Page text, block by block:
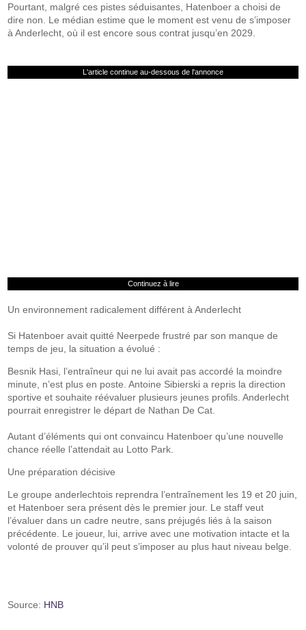
Pourtant, malgré ces pistes séduisantes, Hatenboer a choisi de
dire non. Le médian estime que le moment est venu de s’imposer
à Anderlecht, où il est encore sous contrat jusqu’en 2029.
L'article continue au-dessous de l'annonce
Continuez à lire
Un environnement radicalement différent à Anderlecht
Si Hatenboer avait quitté Neerpede frustré par son manque de
temps de jeu, la situation a évolué :
Besnik Hasi, l’entraîneur qui ne lui avait pas accordé la moindre
minute, n’est plus en poste. Antoine Sibierski a repris la direction
sportive et souhaite réévaluer plusieurs jeunes profils. Anderlecht
pourrait enregistrer le départ de Nathan De Cat.
Autant d’éléments qui ont convaincu Hatenboer qu’une nouvelle
chance réelle l’attendait au Lotto Park.
Une préparation décisive
Le groupe anderlechtois reprendra l’entraînement les 19 et 20 juin,
et Hatenboer sera présent dès le premier jour. Le staff veut
l’évaluer dans un cadre neutre, sans préjugés liés à la saison
précédente. Le joueur, lui, arrive avec une motivation intacte et la
volonté de prouver qu’il peut s’imposer au plus haut niveau belge.
Source: HNB